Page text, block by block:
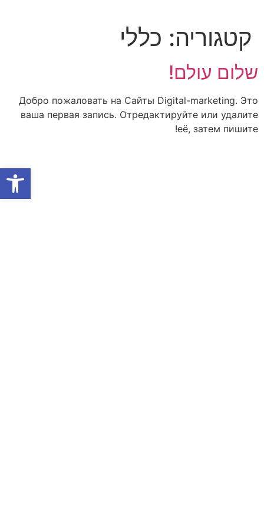
פתח
קטגוריה: כללי
שלום עולם!
Добро пожаловать на Сайты Digital-marketing. Это
ваша первая запись. Отредактируйте или удалите
её, затем пишите!